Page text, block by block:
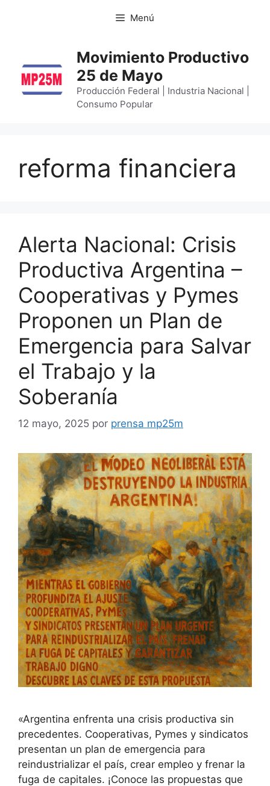
Menú
Movimiento Productivo
25 de Mayo
Producción Federal | Industria Nacional |
Consumo Popular
reforma financiera
Alerta Nacional: Crisis
Productiva Argentina –
Cooperativas y Pymes
Proponen un Plan de
Emergencia para Salvar
el Trabajo y la
Soberanía
12 mayo, 2025 por prensa mp25m
«Argentina enfrenta una crisis productiva sin
precedentes. Cooperativas, Pymes y sindicatos
presentan un plan de emergencia para
reindustrializar el país, crear empleo y frenar la
fuga de capitales. ¡Conoce las propuestas que